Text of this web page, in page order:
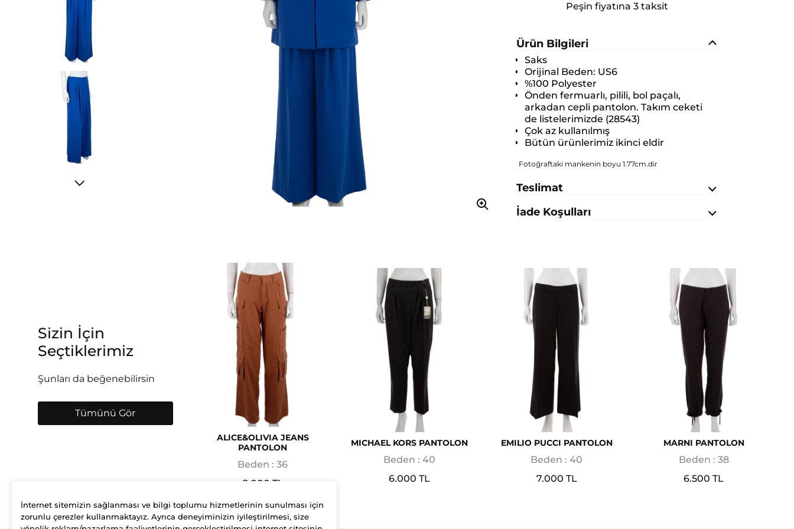
Peşin fiyatına 3 taksit
Ürün Bilgileri
Saks
Orijinal Beden: US6
%100 Polyester
Önden fermuarlı, pilili, bol paçalı,
arkadan cepli pantolon. Takım ceketi
de listelerimizde (28543)
Çok az kullanılmış
Bütün ürünlerimiz ikinci eldir
Fotoğraftaki mankenin boyu 1.77cm.dir
Teslimat
İade Koşulları
Sizin İçin
Seçtiklerimiz
Şunları da beğenebilirsin
Tümünü Gör
ALICE&OLIVIA JEANS
PANTOLON
Beden : 36
8.000 TL
MICHAEL KORS PANTOLON
Beden : 40
6.000 TL
EMILIO PUCCI PANTOLON
Beden : 40
7.000 TL
MARNI PANTOLON
Beden : 38
6.500 TL
İnternet sitemizin sağlanması ve bilgi toplumu hizmetlerinin sunulması için
zorunlu çerezler kullanmaktayız. Ayrıca deneyiminizin iyileştirilmesi, size